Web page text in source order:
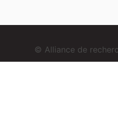
© Alliance de